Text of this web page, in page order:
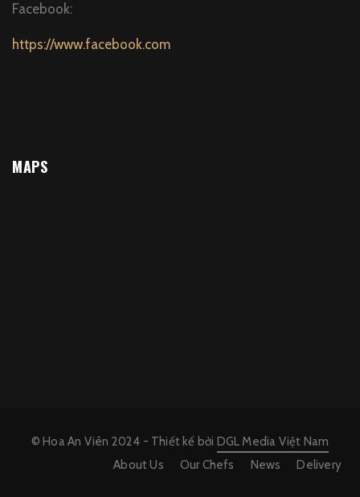
Facebook:
https://www.facebook.com
MAPS
© Hoa An Viên 2024 - Thiết kế bởi DGL Media Việt Nam
About Us
Our Chefs News Delivery